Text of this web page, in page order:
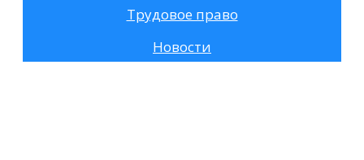
Трудовое право
Новости